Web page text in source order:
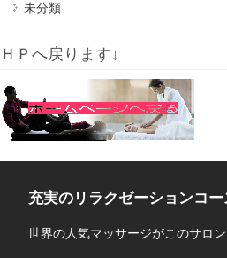
未分類
ＨＰへ戻ります↓
充実のリラクゼーションコー
世界の人気マッサージがこのサロン